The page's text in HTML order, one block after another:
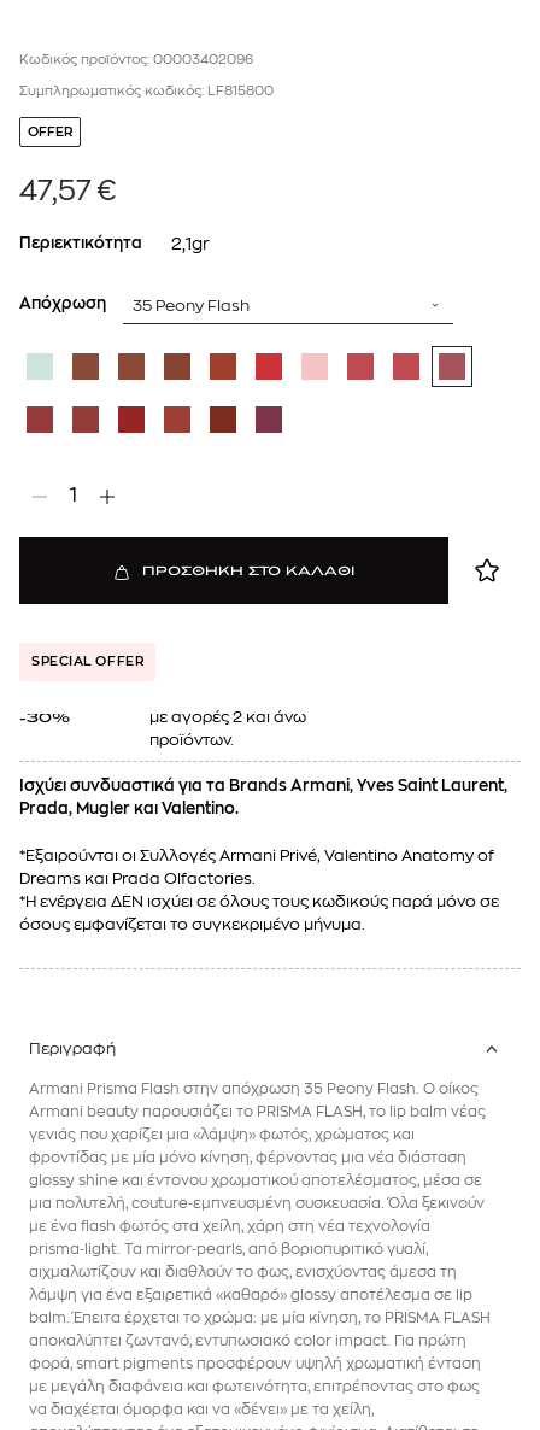
Κωδικός προϊόντος: 00003402096
Συμπληρωματικός κωδικός: LF815800
OFFER
47,57 €
Περιεκτικότητα 2,1gr
Απόχρωση 35 Peony Flash
1
ΠΡΟΣΘΗΚΗ ΣΤΟ ΚΑΛΑΘΙ
SPECIAL OFFER
-30%
με αγορές 2 και άνω
προϊόντων.
Ισχύει συνδυαστικά για τα Brands Armani, Yves Saint Laurent,
Prada, Mugler και Valentino.
*Εξαιρούνται οι Συλλογές Armani Privé, Valentino Anatomy of
Dreams και Prada Olfactories.
*Η ενέργεια ΔΕΝ ισχύει σε όλους τους κωδικούς παρά μόνο σε
όσους εμφανίζεται το συγκεκριμένο μήνυμα.
Περιγραφή
Armani Prisma Flash στην απόχρωση 35 Peony Flash. Ο οίκος
Armani beauty παρουσιάζει το PRISMA FLASH, το lip balm νέας
γενιάς που χαρίζει μια «λάμψη» φωτός, χρώματος και
φροντίδας με μία μόνο κίνηση, φέρνοντας μια νέα διάσταση
glossy shine και έντονου χρωματικού αποτελέσματος, μέσα σε
μια πολυτελή, couture‑εμπνευσμένη συσκευασία. Όλα ξεκινούν
με ένα flash φωτός στα χείλη, χάρη στη νέα τεχνολογία
prisma‑light. Τα mirror‑pearls, από βοριοπυριτικό γυαλί,
αιχμαλωτίζουν και διαθλούν το φως, ενισχύοντας άμεσα τη
λάμψη για ένα εξαιρετικά «καθαρό» glossy αποτέλεσμα σε lip
balm. Έπειτα έρχεται το χρώμα: με μία κίνηση, το PRISMA FLASH
αποκαλύπτει ζωντανό, εντυπωσιακό color impact. Για πρώτη
φορά, smart pigments προσφέρουν υψηλή χρωματική ένταση
με μεγάλη διαφάνεια και φωτεινότητα, επιτρέποντας στο φως
να διαχέεται όμορφα και να «δένει» με τα χείλη,